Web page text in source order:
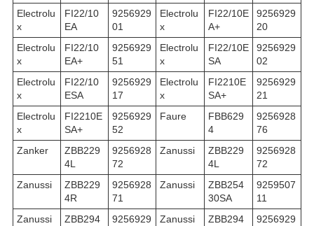
Electrolu
x
FI22/10
EA
9256929
01
Electrolu
x
FI22/10E
A+
9256929
20
Electrolu
x
FI22/10
EA+
9256929
51
Electrolu
x
FI22/10E
SA
9256929
02
Electrolu
x
FI22/10
ESA
9256929
17
Electrolu
x
FI2210E
SA+
9256929
21
Electrolu
x
FI2210E
SA+
9256929
52
Faure
FBB629
4
9256928
76
Zanker
ZBB229
4L
9256928
72
Zanussi
ZBB229
4L
9256928
72
Zanussi
ZBB229
4R
9256928
71
Zanussi
ZBB254
30SA
9259507
11
Zanussi
ZBB294
9256929
Zanussi
ZBB294
9256929